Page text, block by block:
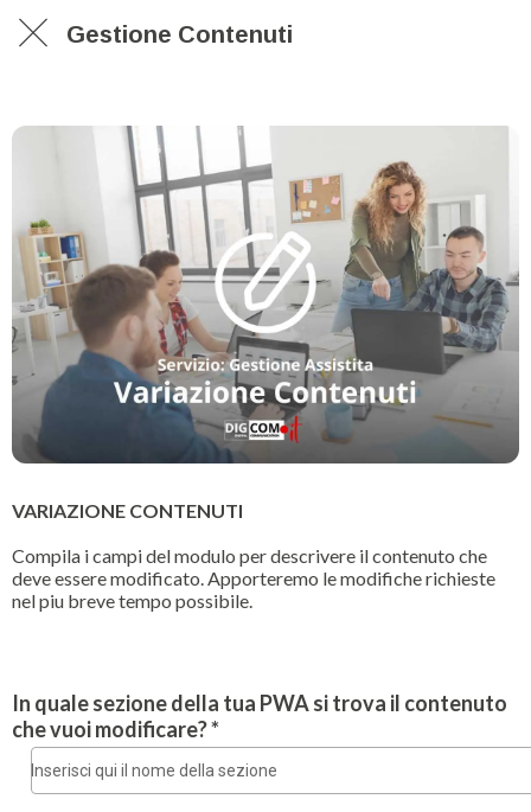
Gestione Contenuti
VARIAZIONE CONTENUTI
Compila i campi del modulo per descrivere il contenuto che
deve essere modificato. Apporteremo le modifiche richieste
nel piu breve tempo possibile.
In quale sezione della tua PWA si trova il contenuto
che vuoi modificare? *